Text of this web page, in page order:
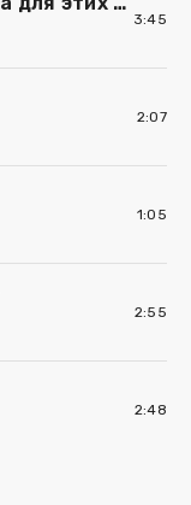
3:45
2:07
1:05
2:55
2:48